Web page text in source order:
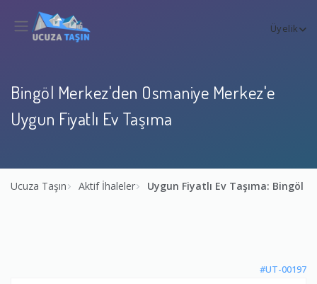
Üyelik
Bingöl Merkez'den Osmaniye Merkez'e
Uygun Fiyatlı Ev Taşıma
Ucuza Taşın Aktif İhaleler Uygun Fiyatlı Ev Taşıma: Bingöl
#UT-00197